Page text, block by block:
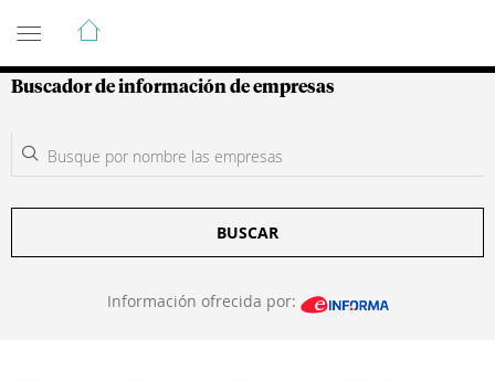
Guía de Empresas Colombianas
Buscador de información de empresas
BUSCAR
Información ofrecida por: